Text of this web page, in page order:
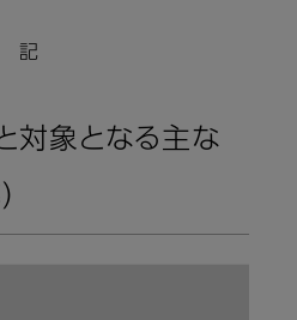
記
対象となる主な